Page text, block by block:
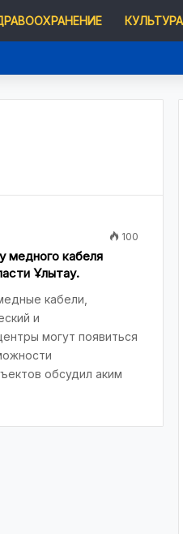
КУЛЬТУРА
100
медного кабеля
Ұлытау.
кабели,
и
могут появиться
обсудил аким